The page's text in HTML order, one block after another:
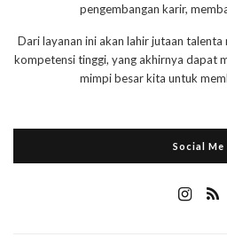
pengembangan karir,
Dari layanan ini akan lahir jutaan
kompetensi tinggi, yang akhirnya dapat
mimpi besar kita untuk
Social Me